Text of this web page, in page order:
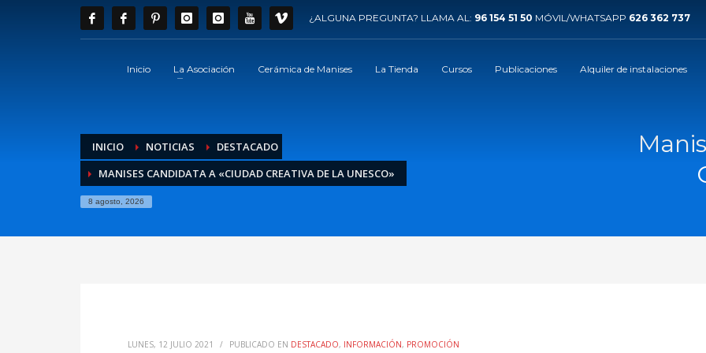
¿ALGUNA PREGUNTA? LLAMA AL: 96 154 51 50 MÓVIL/WHATSAPP 626 362 737
Inicio La Asociación Cerámica de Manises La Tienda Cursos Publicaciones Alquiler de instalaciones
INICIO NOTICIAS
DESTACADO
MANISES CANDIDATA A «CIUDAD CREATIVA DE LA UNESCO»
8 agosto, 2026
LUNES, 12 JULIO 2021 / PUBLICADO EN DESTACADO, INFORMACIÓN, PROMOCIÓN